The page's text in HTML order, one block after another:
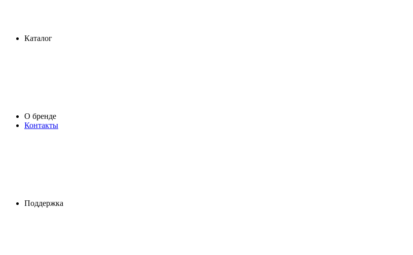
Каталог
О бренде
Контакты
Поддержка